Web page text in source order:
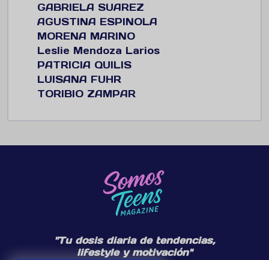
GABRIELA SUAREZ
AGUSTINA ESPINOLA
MORENA MARINO
Leslie Mendoza Larios
PATRICIA QUILIS
LUISANA FUHR
TORIBIO ZAMPAR
"Tu dosis diaria de tendencias,
lifestyle y motivación"